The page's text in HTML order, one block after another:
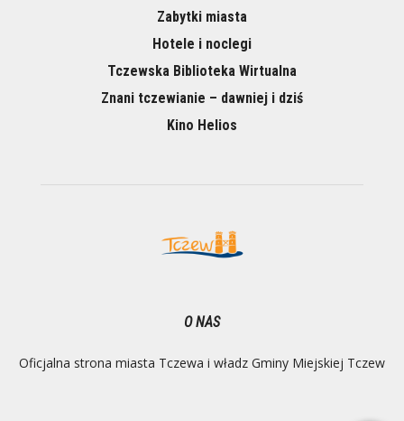
Zabytki miasta
Hotele i noclegi
Tczewska Biblioteka Wirtualna
Znani tczewianie – dawniej i dziś
Kino Helios
O NAS
Oficjalna strona miasta Tczewa i władz Gminy Miejskiej Tczew